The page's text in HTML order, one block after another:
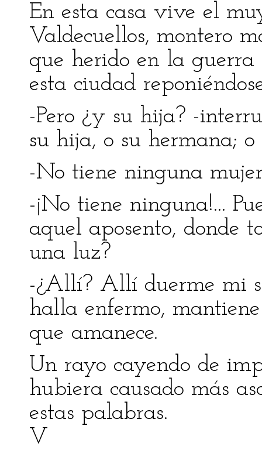
En esta casa vive el
Valdecuellos, montero
que herido en la guerra
esta ciudad
-Pero ¿y su hija? -
su hija, o su hermana; o
-No tiene ninguna
-¡No tiene ninguna!...
aquel aposento, donde
una luz?
-¿Allí? Allí duerme mi
halla enfermo,
que amanece.
Un rayo cayendo de
hubiera causado más
estas palabras.
V